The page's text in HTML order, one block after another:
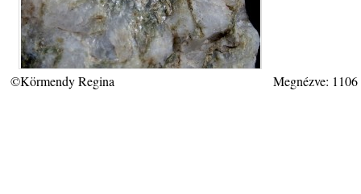
©Körmendy Regina Megnézve: